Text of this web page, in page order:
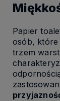
Papier
osób, które
trzem